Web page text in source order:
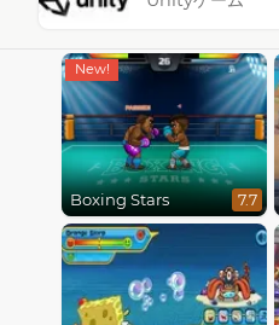
Boxing Stars 7.7